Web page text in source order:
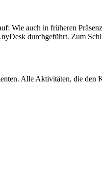
Wie auch in früheren
durchgeführt. Zum
Alle Aktivitäten, die den